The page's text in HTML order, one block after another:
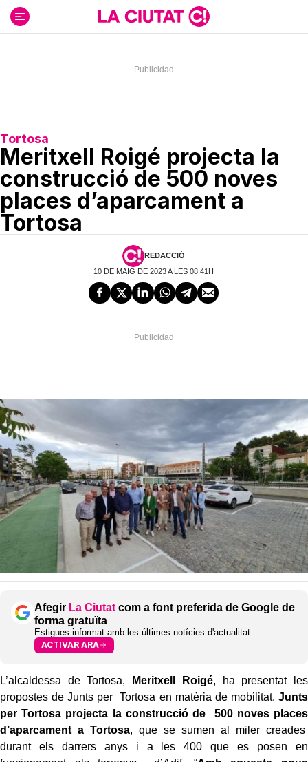
contenido
Tortosa
Meritxell Roigé projecta la
construcció de 500 noves
places d’aparcament a
Tortosa
REDACCIÓ
10 DE MAIG DE 2023 A LES 08:41H
Afegir La Ciutat com a font preferida de Google de
forma gratuïta
Estigues informat amb les últimes notícies d'actualitat
ACTIVAR ARA
L’alcaldessa de Tortosa, Meritxell Roigé, ha presentat les
propostes de Junts per Tortosa en matèria de mobilitat. Junts
per Tortosa projecta la construcció de 500 noves places
d’aparcament a Tortosa, que se sumen al miler creades
durant els darrers anys i a les 400 que es posen en